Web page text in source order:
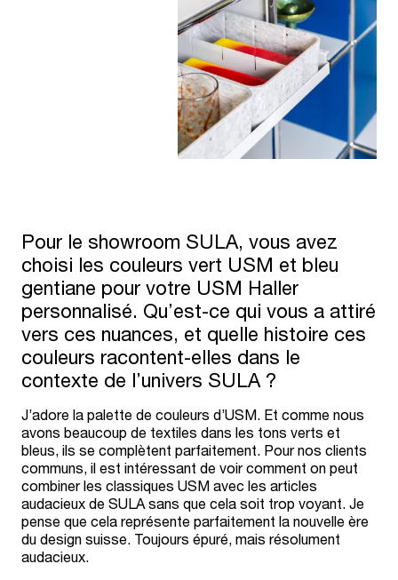
Pour le showroom SULA, vous avez
choisi les couleurs vert USM et bleu
gentiane pour votre USM Haller
personnalisé. Qu’est-ce qui vous a attiré
vers ces nuances, et quelle histoire ces
couleurs racontent-elles dans le
contexte de l’univers SULA ?
J’adore la palette de couleurs d’USM. Et comme nous
avons beaucoup de textiles dans les tons verts et
bleus, ils se complètent parfaitement. Pour nos clients
communs, il est intéressant de voir comment on peut
combiner les classiques USM avec les articles
audacieux de SULA sans que cela soit trop voyant. Je
pense que cela représente parfaitement la nouvelle ère
du design suisse. Toujours épuré, mais résolument
audacieux.